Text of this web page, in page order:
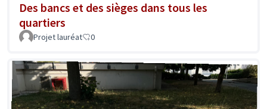
Des bancs et des sièges dans tous les
quartiers
Projet lauréat 0